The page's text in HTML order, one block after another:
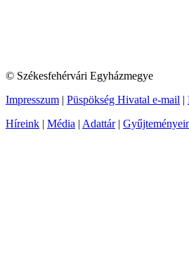
© Székesfehérvári Egyházmegye
Impresszum | Püspökség Hivatal e-mail |
Híreink | Média | Adattár|